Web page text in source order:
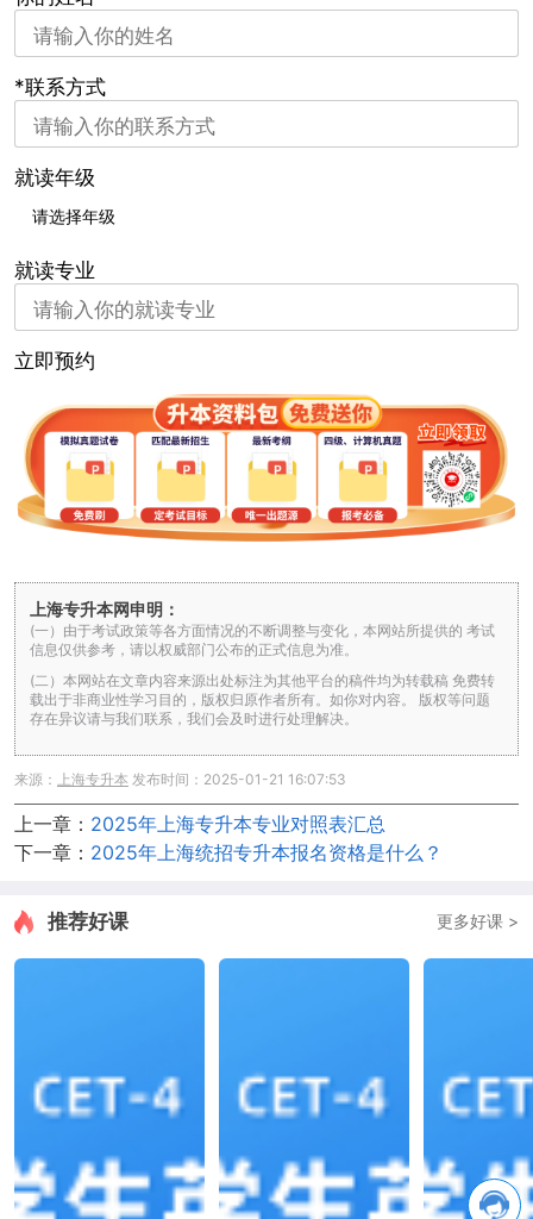
*联系方式
就读年级
就读专业
立即预约
上海专升本网申明：
(一）由于考试政策等各方面情况的不断调整与变化，本网站所提供的 考试
信息仅供参考，请以权威部门公布的正式信息为准。
(二）本网站在文章内容来源出处标注为其他平台的稿件均为转载稿 免费转
载出于非商业性学习目的，版权归原作者所有。如你对内容。 版权等问题
存在异议请与我们联系，我们会及时进行处理解决。
来源： 上海专升本 发布时间：2025-01-21 16:07:53
上一章： 2025年上海专升本专业对照表汇总
下一章： 2025年上海统招专升本报名资格是什么？
推荐好课 更多好课 >